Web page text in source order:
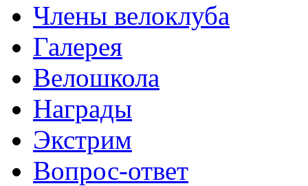
Члены велоклуба
Галерея
Велошкола
Награды
Экстрим
Вопрос-ответ